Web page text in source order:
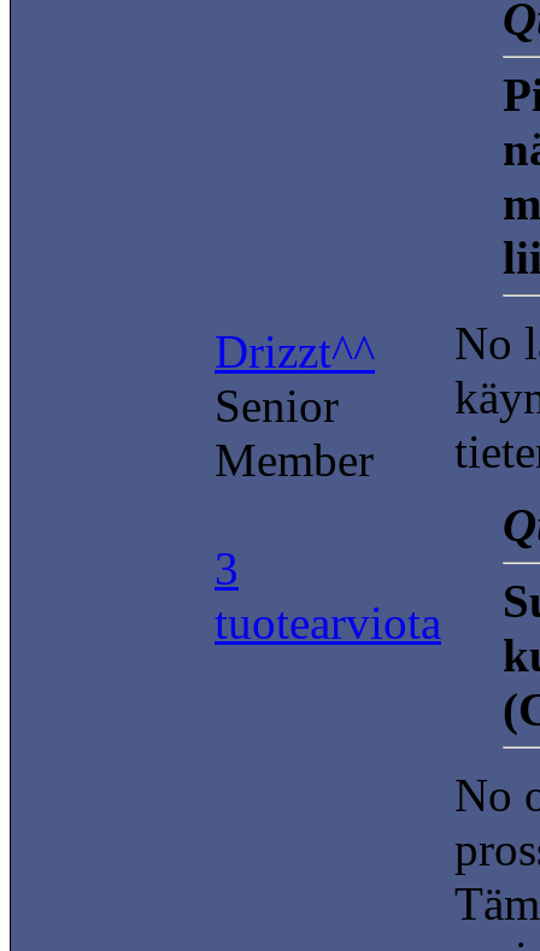
Drizzt^^
Senior
Member
3
tuotearviota
No
No